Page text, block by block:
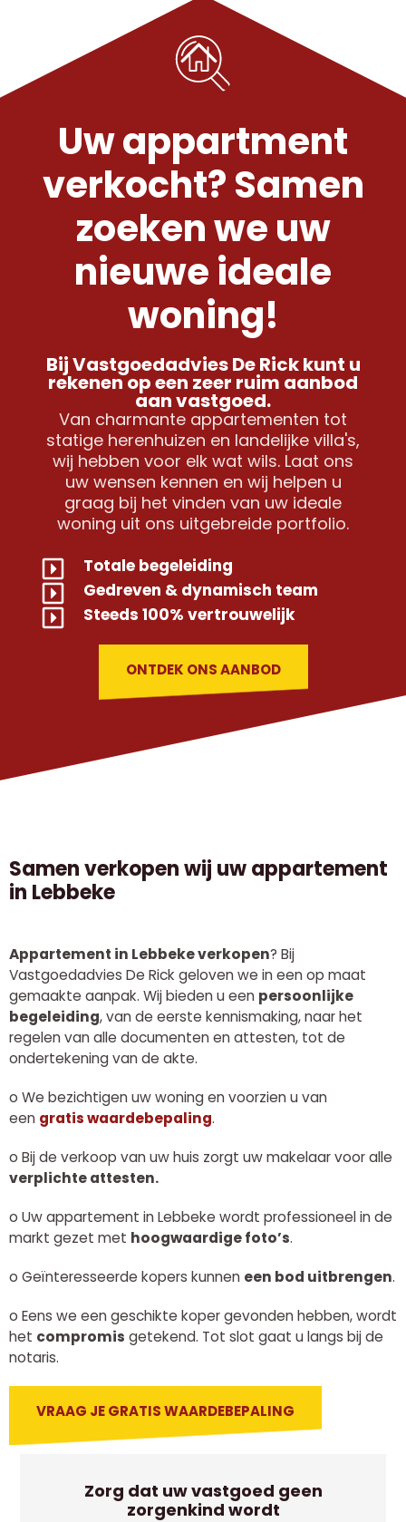
Uw appartment
verkocht? Samen
zoeken we uw
nieuwe ideale
woning!
Bij Vastgoedadvies De Rick kunt u
rekenen op een zeer ruim aanbod
aan vastgoed.
Van charmante appartementen tot
statige herenhuizen en landelijke villa's,
wij hebben voor elk wat wils. Laat ons
uw wensen kennen en wij helpen u
graag bij het vinden van uw ideale
woning uit ons uitgebreide portfolio.
Totale begeleiding
Gedreven & dynamisch team
Steeds 100% vertrouwelijk
ONTDEK ONS AANBOD
Samen verkopen wij uw appartement
in Lebbeke
Appartement in Lebbeke verkopen? Bij
Vastgoedadvies De Rick geloven we in een op maat
gemaakte aanpak. Wij bieden u een persoonlijke
begeleiding, van de eerste kennismaking, naar het
regelen van alle documenten en attesten, tot de
ondertekening van de akte.
o We bezichtigen uw woning en voorzien u van
een gratis waardebepaling.
o Bij de verkoop van uw huis zorgt uw makelaar voor alle
verplichte attesten.
o Uw appartement in Lebbeke wordt professioneel in de
markt gezet met hoogwaardige foto’s.
o Geïnteresseerde kopers kunnen een bod uitbrengen.
o Eens we een geschikte koper gevonden hebben, wordt
het compromis getekend. Tot slot gaat u langs bij de
notaris.
VRAAG JE GRATIS WAARDEBEPALING
Zorg dat uw vastgoed geen
zorgenkind wordt